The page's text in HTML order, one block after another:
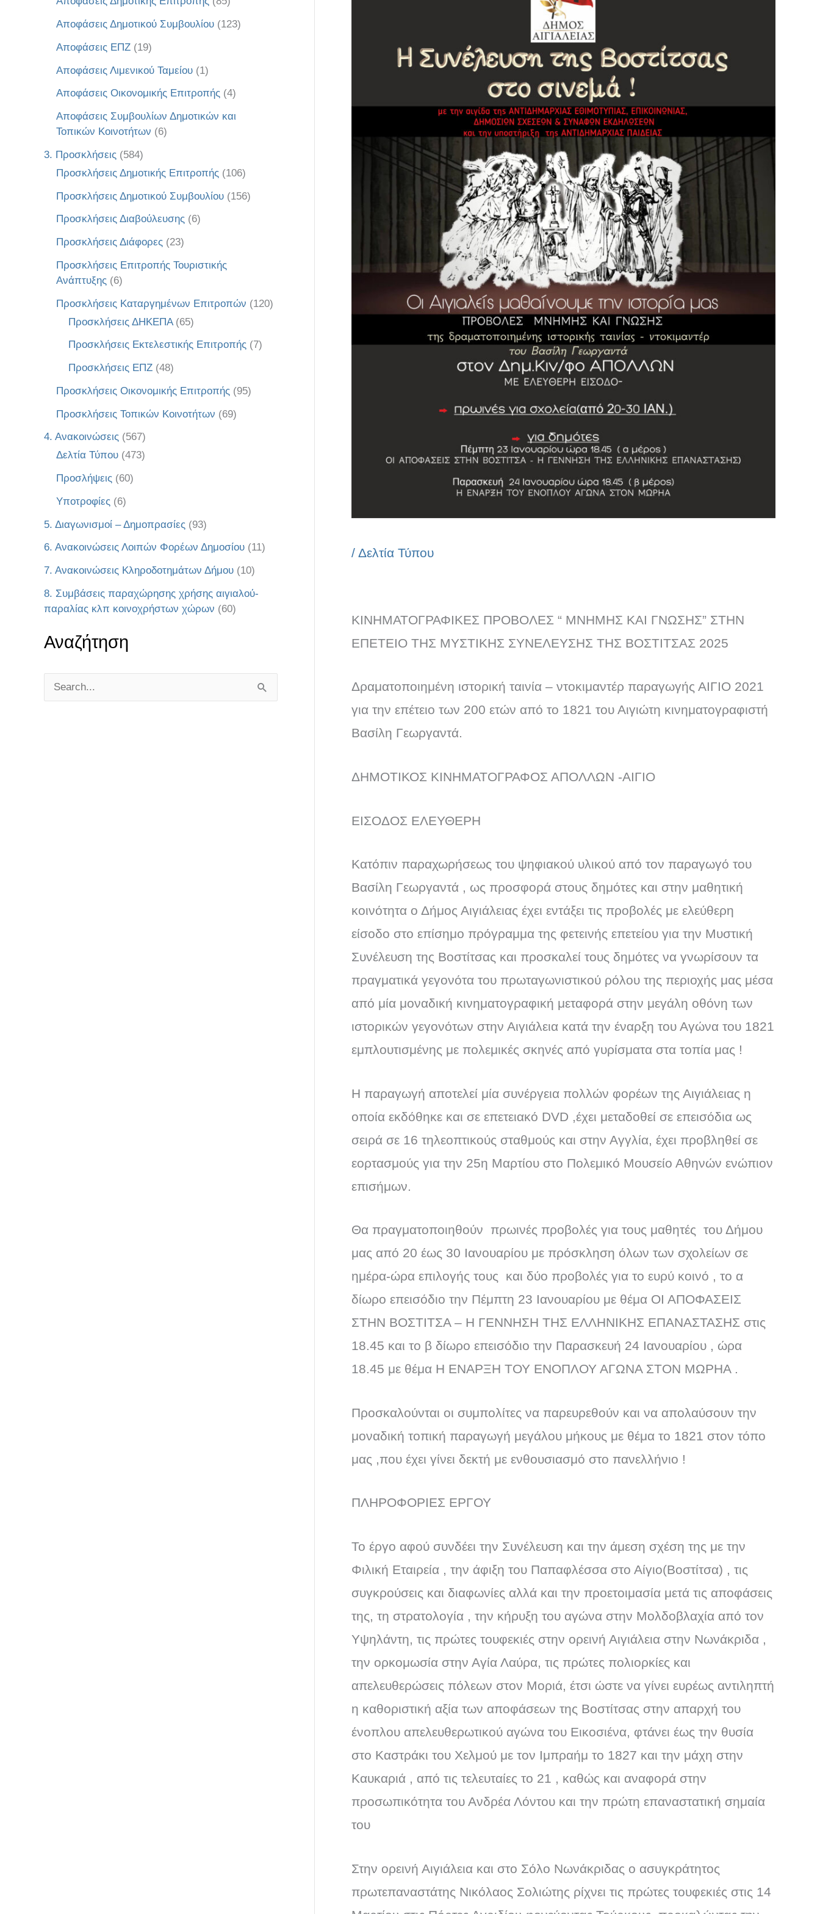
Αποφάσεις Δημοτικού Συμβουλίου (123)
Αποφάσεις ΕΠΖ (19)
Αποφάσεις Λιμενικού Ταμείου (1)
Αποφάσεις Οικονομικής Επιτροπής (4)
Αποφάσεις Συμβουλίων Δημοτικών και
Τοπικών Κοινοτήτων (6)
3. Προσκλήσεις (584)
Προσκλήσεις Δημοτικής Επιτροπής (106)
Προσκλήσεις Δημοτικού Συμβουλίου (156)
Προσκλήσεις Διαβούλευσης (6)
Προσκλήσεις Διάφορες (23)
Προσκλήσεις Επιτροπής Τουριστικής
Ανάπτυξης (6)
Προσκλήσεις Καταργημένων Επιτροπών (120)
Προσκλήσεις ΔΗΚΕΠΑ(65)
Προσκλήσεις Εκτελεστικής Επιτροπής (7)
Προσκλήσεις ΕΠΖ (48)
Προσκλήσεις Οικονομικής Επιτροπής (95)
Προσκλήσεις Τοπικών Κοινοτήτων (69)
4. Ανακοινώσεις (567)
Δελτία Τύπου (473)
Προσλήψεις (60)
Υποτροφίες (6)
5. Διαγωνισμοί – Δημοπρασίες (93)
6. Ανακοινώσεις Λοιπών Φορέων Δημοσίου (11)
7. Ανακοινώσεις Κληροδοτημάτων Δήμου (10)
8. Συμβάσεις παραχώρησης χρήσης αιγιαλού-
παραλίας κλπ κοινοχρήστων χώρων (60)
Αναζήτηση
/ Δελτία Τύπου
ΚΙΝΗΜΑΤΟΓΡΑΦΙΚΕΣ ΠΡΟΒΟΛΕΣ “ ΜΝΗΜΗΣ ΚΑΙ ΓΝΩΣΗΣ” ΣΤΗΝ
ΕΠΕΤΕΙΟ ΤΗΣ ΜΥΣΤΙΚΗΣ ΣΥΝΕΛΕΥΣΗΣ ΤΗΣ ΒΟΣΤΙΤΣΑΣ 2025
Δραματοποιημένη ιστορική ταινία – ντοκιμαντέρ παραγωγής ΑΙΓΙΟ 2021
για την επέτειο των 200 ετών από το 1821 του Αιγιώτη κινηματογραφιστή
Βασίλη Γεωργαντά.
ΔΗΜΟΤΙΚΟΣ ΚΙΝΗΜΑΤΟΓΡΑΦΟΣ ΑΠΟΛΛΩΝ -ΑΙΓΙΟ
ΕΙΣΟΔΟΣ ΕΛΕΥΘΕΡΗ
Κατόπιν παραχωρήσεως του ψηφιακού υλικού από τον παραγωγό του
Bασίλη Γεωργαντά , ως προσφορά στους δημότες και στην μαθητική
κοινότητα ο Δήμος Αιγιάλειας έχει εντάξει τις προβολές με ελεύθερη
είσοδο στο επίσημο πρόγραμμα της φετεινής επετείου για την Μυστική
Συνέλευση της Βοστίτσας και προσκαλεί τους δημότες να γνωρίσουν τα
πραγματικά γεγονότα του πρωταγωνιστικού ρόλου της περιοχής μας μέσα
από μία μοναδική κινηματογραφική μεταφορά στην μεγάλη οθόνη των
ιστορικών γεγονότων στην Αιγιάλεια κατά την έναρξη του Αγώνα του 1821
εμπλουτισμένης με πολεμικές σκηνές από γυρίσματα στα τοπία μας !
Η παραγωγή αποτελεί μία συνέργεια πολλών φορέων της Αιγιάλειας η
οποία εκδόθηκε και σε επετειακό DVD ,έχει μεταδοθεί σε επεισόδια ως
σειρά σε 16 τηλεοπτικούς σταθμούς και στην Αγγλία, έχει προβληθεί σε
εορτασμούς για την 25η Μαρτίου στο Πολεμικό Μουσείο Αθηνών ενώπιον
επισήμων.
Θα πραγματοποιηθούν πρωινές προβολές για τους μαθητές του Δήμου
μας από 20 έως 30 Ιανουαρίου με πρόσκληση όλων των σχολείων σε
ημέρα-ώρα επιλογής τους και δύο προβολές για το ευρύ κοινό , το α
δίωρο επεισόδιο την Πέμπτη 23 Ιανουαρίου με θέμα ΟΙ ΑΠΟΦΑΣΕΙΣ
ΣΤΗΝ ΒΟΣΤΙΤΣΑ – Η ΓΕΝΝΗΣΗ ΤΗΣ ΕΛΛΗΝΙΚΗΣ ΕΠΑΝΑΣΤΑΣΗΣ στις
18.45 και το β δίωρο επεισόδιο την Παρασκευή 24 Ιανουαρίου , ώρα
18.45 με θέμα Η ΕΝΑΡΞΗ ΤΟΥ ΕΝΟΠΛΟΥ ΑΓΩΝΑ ΣΤΟΝ ΜΩΡΗΑ .
Προσκαλούνται οι συμπολίτες να παρευρεθούν και να απολαύσουν την
μοναδική τοπική παραγωγή μεγάλου μήκους με θέμα το 1821 στον τόπο
μας ,που έχει γίνει δεκτή με ενθουσιασμό στο πανελλήνιο !
ΠΛΗΡΟΦΟΡΙΕΣ ΕΡΓΟΥ
Το έργο αφού συνδέει την Συνέλευση και την άμεση σχέση της με την
Φιλική Εταιρεία , την άφιξη του Παπαφλέσσα στο Αίγιο(Βοστίτσα) , τις
συγκρούσεις και διαφωνίες αλλά και την προετοιμασία μετά τις αποφάσεις
της, τη στρατολογία , την κήρυξη του αγώνα στην Μολδοβλαχία από τον
Υψηλάντη, τις πρώτες τουφεκιές στην ορεινή Αιγιάλεια στην Νωνάκριδα ,
την ορκομωσία στην Αγία Λαύρα, τις πρώτες πολιορκίες και
απελευθερώσεις πόλεων στον Μοριά, έτσι ώστε να γίνει ευρέως αντιληπτή
η καθοριστική αξία των αποφάσεων της Βοστίτσας στην απαρχή του
ένοπλου απελευθερωτικού αγώνα του Εικοσιένα, φτάνει έως την θυσία
στο Καστράκι του Χελμού με τον Ιμπραήμ το 1827 και την μάχη στην
Καυκαριά , από τις τελευταίες το 21 , καθώς και αναφορά στην
προσωπικότητα του Ανδρέα Λόντου και την πρώτη επαναστατική σημαία
του
Στην ορεινή Αιγιάλεια και στο Σόλο Νωνάκριδας ο ασυγκράτητος
πρωτεπαναστάτης Νικόλαος Σολιώτης ρίχνει τις πρώτες τουφεκιές στις 14